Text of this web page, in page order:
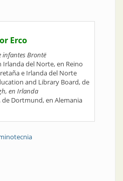
Erco
infantes Brontë
Irlanda del Norte, en Reino
e Irlanda del Norte
and Library Board, de
en Irlanda
de Dortmund, en Alemania